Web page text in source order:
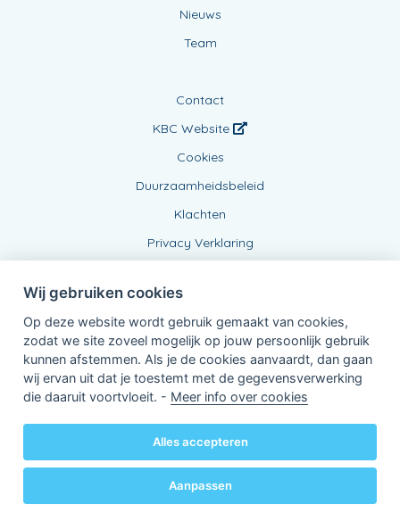
Nieuws
Team
Contact
KBC Website
Cookies
Duurzaamheidsbeleid
Klachten
Privacy Verklaring
Verbonden Agent, 0775482336
van KBC Verzekeringen nv
3000 Leuven - Belgie
BTW BE 0403.552.563 - RPR Leuven
Powered byKBC-Agent(versie 3.21.0)
© 2026 alle rechten voorbehouden
Wij gebruiken cookies
Op deze website wordt gebruik gemaakt van cookies,
zodat we site zoveel mogelijk op jouw persoonlijk gebruik
kunnen afstemmen. Als je de cookies aanvaardt, dan gaan
wij ervan uit dat je toestemt met de gegevensverwerking
die daaruit voortvloeit. - Meer info over cookies
Alles accepteren
Aanpassen